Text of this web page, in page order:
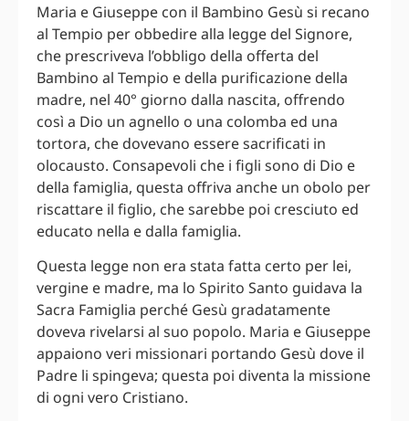
Maria e Giuseppe con il Bambino Gesù si recano
al Tempio per obbedire alla legge del Signore,
che prescriveva l’obbligo della offerta del
Bambino al Tempio e della purificazione della
madre, nel 40° giorno dalla nascita, offrendo
così a Dio un agnello o una colomba ed una
tortora, che dovevano essere sacrificati in
olocausto. Consapevoli che i figli sono di Dio e
della famiglia, questa offriva anche un obolo per
riscattare il figlio, che sarebbe poi cresciuto ed
educato nella e dalla famiglia.
Questa legge non era stata fatta certo per lei,
vergine e madre, ma lo Spirito Santo guidava la
Sacra Famiglia perché Gesù gradatamente
doveva rivelarsi al suo popolo. Maria e Giuseppe
appaiono veri missionari portando Gesù dove il
Padre li spingeva; questa poi diventa la missione
di ogni vero Cristiano.